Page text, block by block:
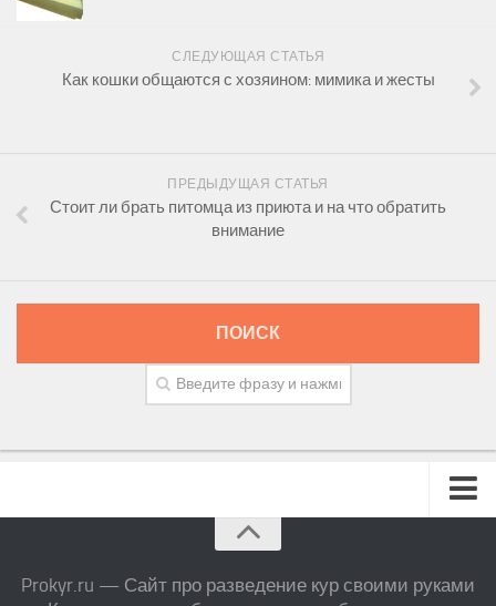
СЛЕДУЮЩАЯ СТАТЬЯ
Как кошки общаются с хозяином: мимика и жесты
ПРЕДЫДУЩАЯ СТАТЬЯ
Стоит ли брать питомца из приюта и на что обратить
внимание
ПОИСК
Prokyr.ru — Сайт про разведение кур своими руками